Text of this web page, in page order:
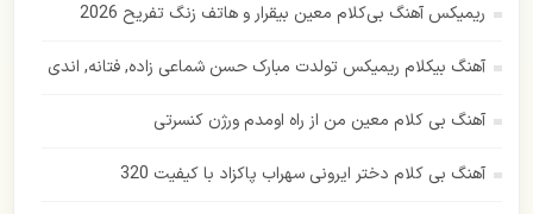
ریمیکس آهنگ بی‌کلام معین بیقرار و هاتف زنگ تفریح 2026
آهنگ بیکلام ریمیکس تولدت مبارک حسن شماعی زاده, فتانه, اندی
آهنگ بی کلام معین من از راه اومدم ورژن کنسرتی
آهنگ بی کلام دختر ایرونی سهراب پاکزاد با کیفیت 320